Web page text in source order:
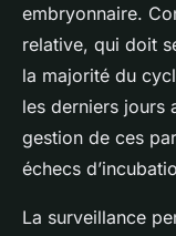
embryonnaire.
relative, qui doit
la majorité du
les derniers jours
gestion de ces
échecs
La surveillance